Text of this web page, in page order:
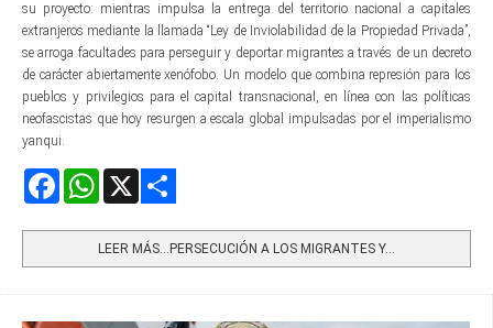
su proyecto: mientras impulsa la entrega del territorio nacional a capitales
extranjeros mediante la llamada “Ley de Inviolabilidad de la Propiedad Privada”,
se arroga facultades para perseguir y deportar migrantes a través de un decreto
de carácter abiertamente xenófobo. Un modelo que combina represión para los
pueblos y privilegios para el capital transnacional, en línea con las políticas
neofascistas que hoy resurgen a escala global impulsadas por el imperialismo
yanqui.
FacebookWhatsApp
LEER MÁS…PERSECUCIÓN A LOS MIGRANTES Y...